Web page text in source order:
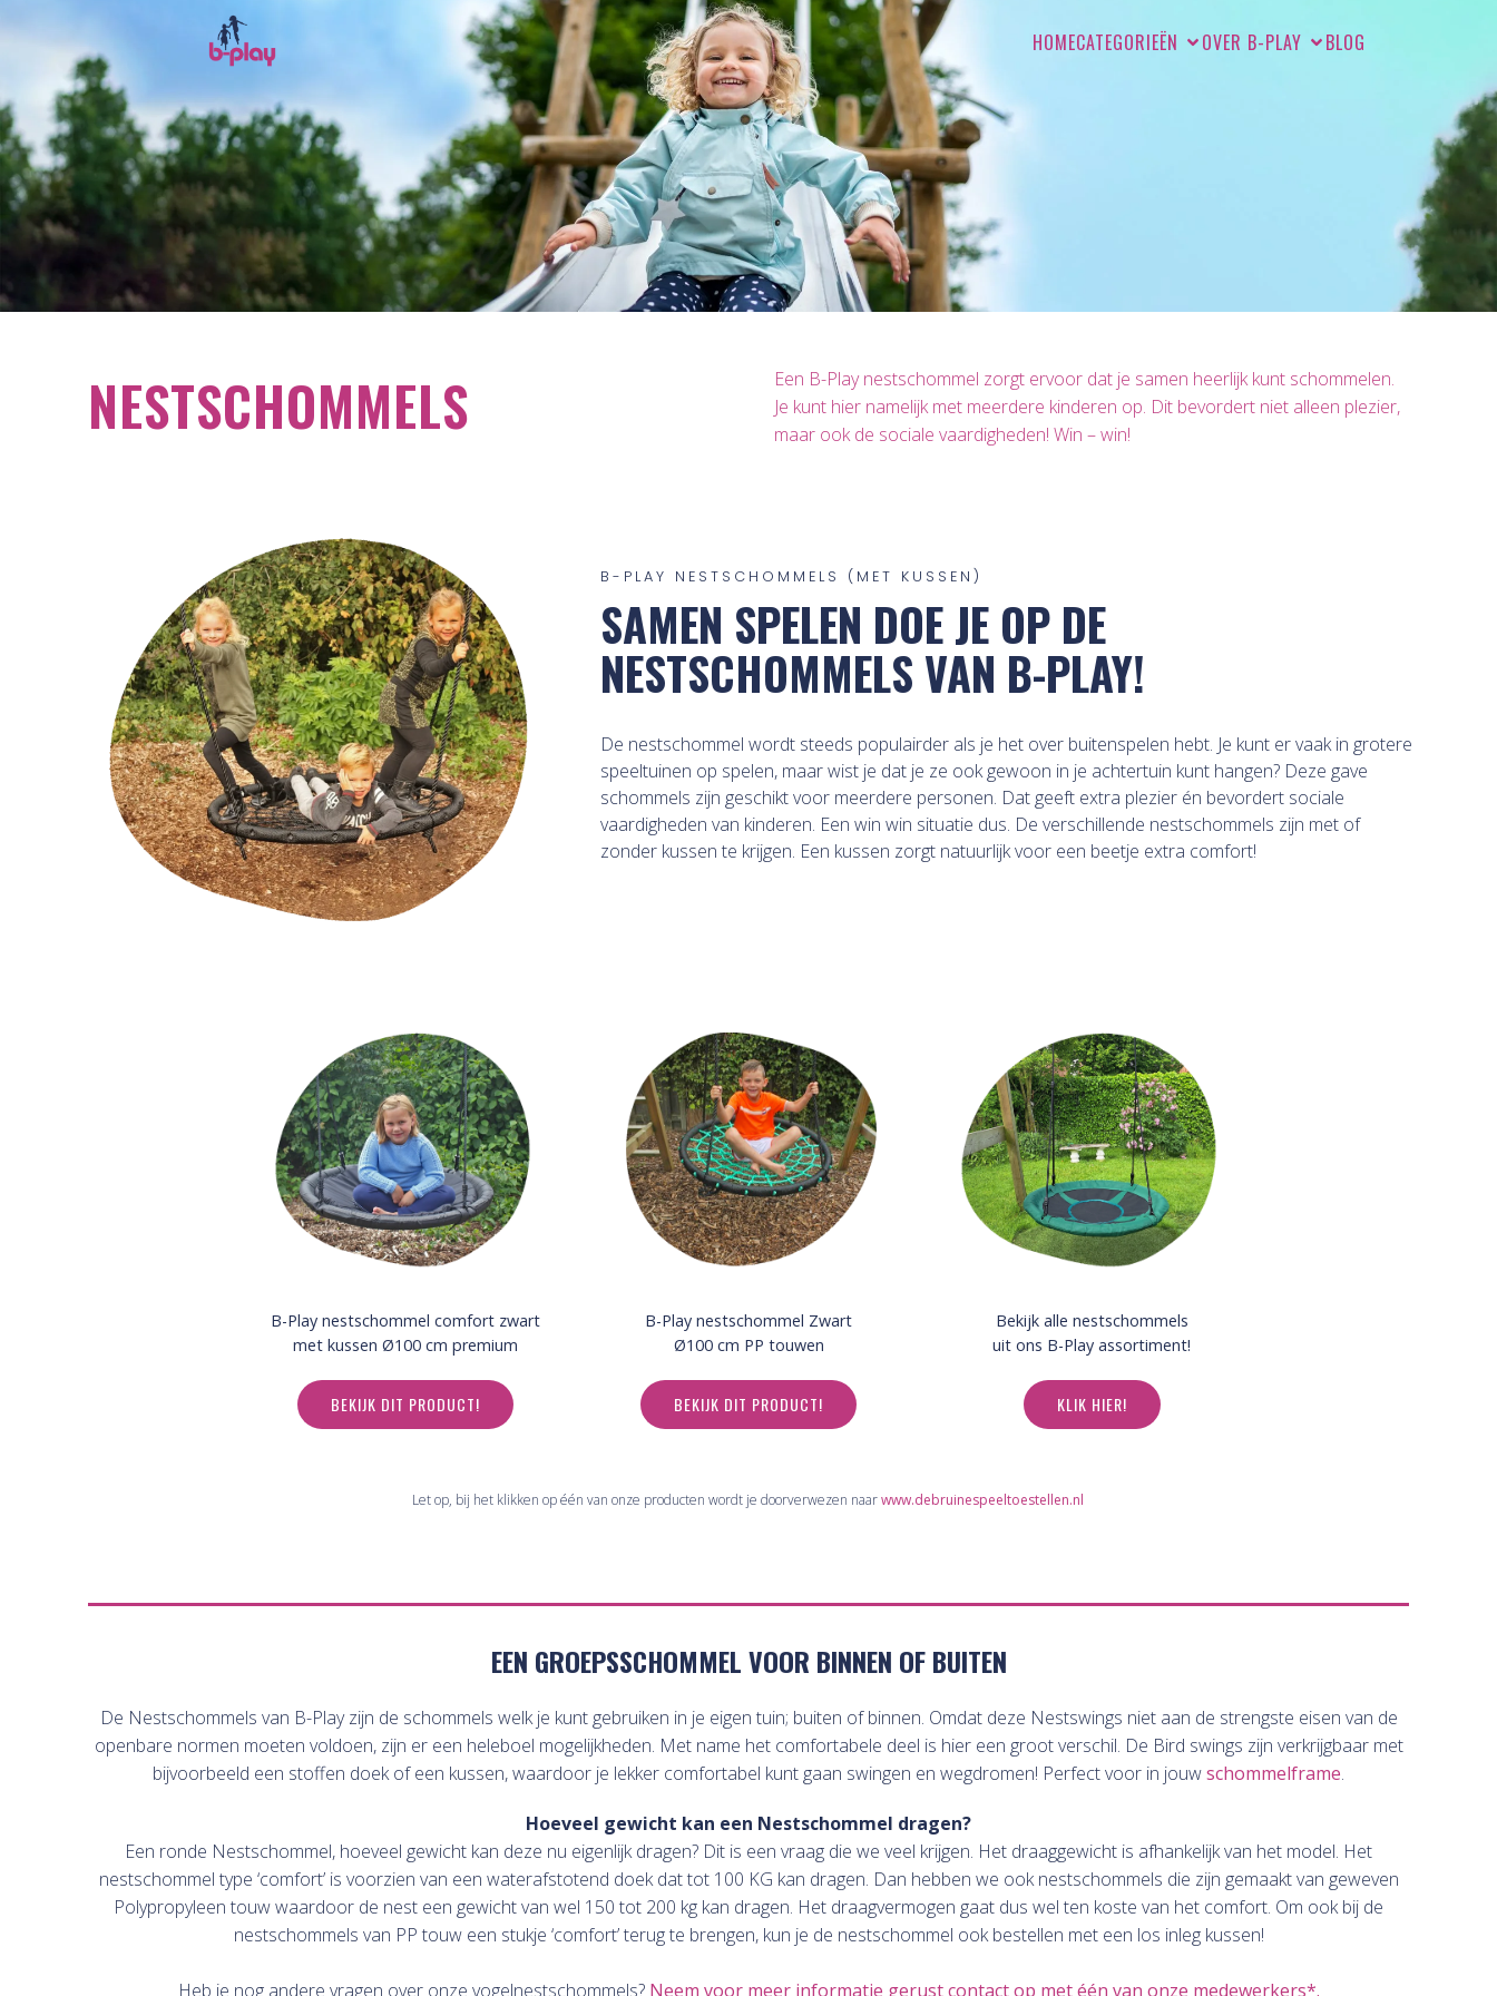
HOMECATEGORIEËN OVER B-PLAY BLOG
NESTSCHOMMELS
Een B-Play nestschommel zorgt ervoor dat je samen heerlijk kunt schommelen.
Je kunt hier namelijk met meerdere kinderen op. Dit bevordert niet alleen plezier,
maar ook de sociale vaardigheden! Win – win!
B-PLAY NESTSCHOMMELS (MET KUSSEN)
SAMEN SPELEN DOE JE OP DE
NESTSCHOMMELS VAN B-PLAY!
De nestschommel wordt steeds populairder als je het over buitenspelen hebt. Je kunt er vaak in grotere
speeltuinen op spelen, maar wist je dat je ze ook gewoon in je achtertuin kunt hangen? Deze gave
schommels zijn geschikt voor meerdere personen. Dat geeft extra plezier én bevordert sociale
vaardigheden van kinderen. Een win win situatie dus. De verschillende nestschommels zijn met of
zonder kussen te krijgen. Een kussen zorgt natuurlijk voor een beetje extra comfort!
B-Play nestschommel comfort zwart
met kussen Ø100 cm premium
BEKIJK DIT PRODUCT!
B-Play nestschommel Zwart
Ø100 cm PP touwen
BEKIJK DIT PRODUCT!
Bekijk alle nestschommels
uit ons B-Play assortiment!
KLIK HIER!
Let op, bij het klikken op één van onze producten wordt je doorverwezen naarwww.debruinespeeltoestellen.nl
EEN GROEPSSCHOMMEL VOOR BINNEN OF BUITEN
De Nestschommels van B-Play zijn de schommels welk je kunt gebruiken in je eigen tuin; buiten of binnen. Omdat deze Nestswings niet aan de strengste eisen van de
openbare normen moeten voldoen, zijn er een heleboel mogelijkheden. Met name het comfortabele deel is hier een groot verschil. De Bird swings zijn verkrijgbaar met
bijvoorbeeld een stoffen doek of een kussen, waardoor je lekker comfortabel kunt gaan swingen en wegdromen! Perfect voor in jouwschommelframe.
Hoeveel gewicht kan een Nestschommel dragen?
Een ronde Nestschommel, hoeveel gewicht kan deze nu eigenlijk dragen? Dit is een vraag die we veel krijgen. Het draaggewicht is afhankelijk van het model. Het
nestschommel type ‘comfort’ is voorzien van een waterafstotend doek dat tot 100 KG kan dragen. Dan hebben we ook nestschommels die zijn gemaakt van geweven
Polypropyleen touw waardoor de nest een gewicht van wel 150 tot 200 kg kan dragen. Het draagvermogen gaat dus wel ten koste van het comfort. Om ook bij de
nestschommels van PP touw een stukje ‘comfort’ terug te brengen, kun je de nestschommel ook bestellen met een los inleg kussen!
Heb je nog andere vragen over onze vogelnestschommels?Neem voor meer informatie gerust contact op met één van onze medewerkers*.